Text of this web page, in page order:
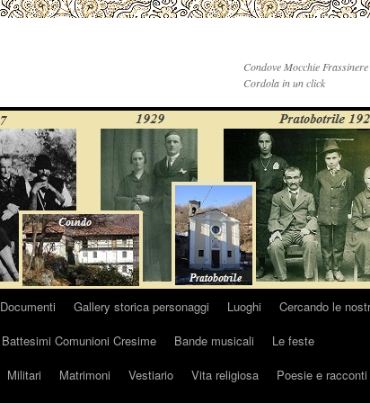
Condove Mocchie
Cordola in un click
Documenti Gallery storica personaggi Luoghi
Cercando le
Battesimi Comunioni Cresime Bande musicali
Le feste
Militari Matrimoni Vestiario Vita religiosa Poesie e racconti